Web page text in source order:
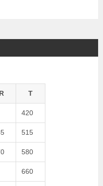
R T
420
515
580
660